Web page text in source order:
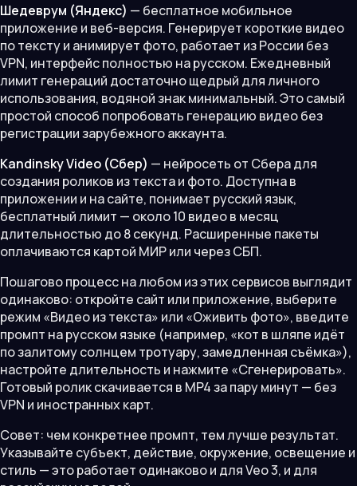
Шедеврум (Яндекс) — бесплатное мобильное
приложение и веб-версия. Генерирует короткие видео
по тексту и анимирует фото, работает из России без
VPN, интерфейс полностью на русском. Ежедневный
лимит генераций достаточно щедрый для личного
использования, водяной знак минимальный. Это самый
простой способ попробовать генерацию видео без
регистрации зарубежного аккаунта.
Kandinsky Video (Сбер) — нейросеть от Сбера для
создания роликов из текста и фото. Доступна в
приложении и на сайте, понимает русский язык,
бесплатный лимит — около 10 видео в месяц
длительностью до 8 секунд. Расширенные пакеты
оплачиваются картой МИР или через СБП.
Пошагово процесс на любом из этих сервисов выглядит
одинаково: откройте сайт или приложение, выберите
режим «Видео из текста» или «Оживить фото», введите
промпт на русском языке (например, «кот в шляпе идёт
по залитому солнцем тротуару, замедленная съёмка»),
настройте длительность и нажмите «Сгенерировать».
Готовый ролик скачивается в MP4 за пару минут — без
VPN и иностранных карт.
Совет: чем конкретнее промпт, тем лучше результат.
Указывайте субъект, действие, окружение, освещение и
стиль — это работает одинаково и для Veo 3, и для